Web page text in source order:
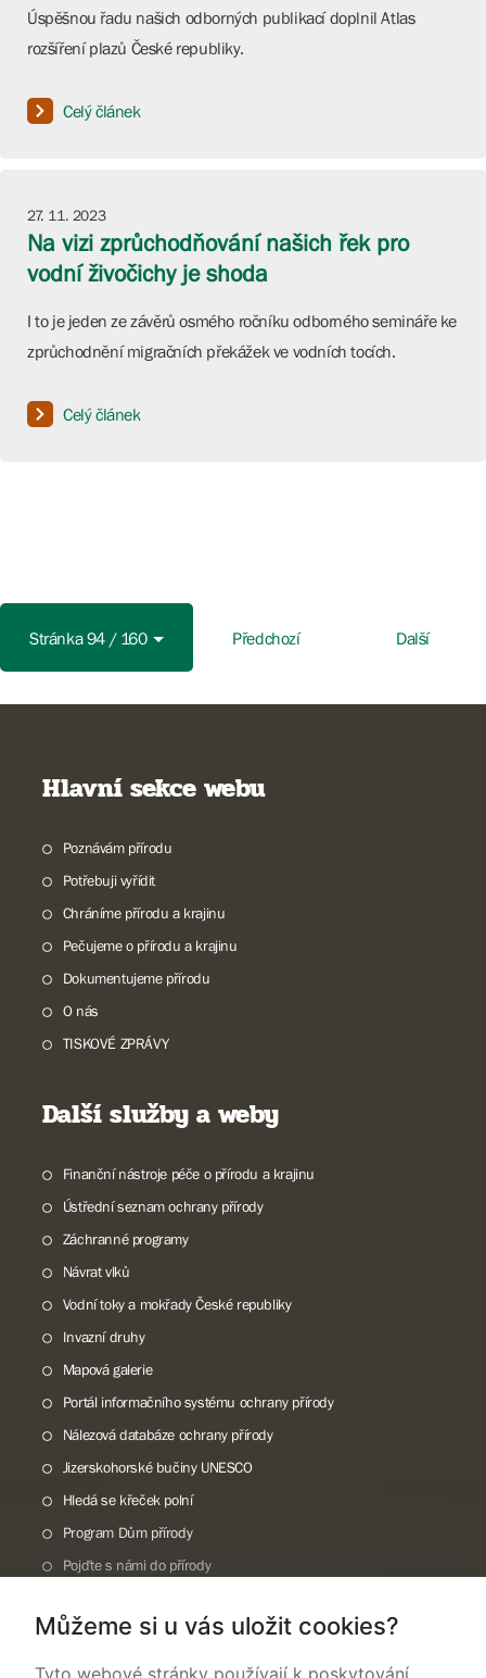
Úspěšnou řadu našich odborných publikací doplnil Atlas
rozšíření plazů České republiky.
Celý článek
27. 11. 2023
Na vizi zprůchodňování našich řek pro
vodní živočichy je shoda
I to je jeden ze závěrů osmého ročníku odborného semináře ke
zprůchodnění migračních překážek ve vodních tocích.
Celý článek
Stránka 94 / 160 Předchozí Další
Hlavní sekce webu
Poznávám přírodu
Potřebuji vyřídit
Chráníme přírodu a krajinu
Pečujeme o přírodu a krajinu
Dokumentujeme přírodu
O nás
TISKOVÉ ZPRÁVY
Další služby a weby
Finanční nástroje péče o přírodu a krajinu
Ústřední seznam ochrany přírody
Záchranné programy
Návrat vlků
Vodní toky a mokřady České republiky
Invazní druhy
Mapová galerie
Portál informačního systému ochrany přírody
Nálezová databáze ochrany přírody
Jizerskohorské bučiny UNESCO
Hledá se křeček polní
Program Dům přírody
Pojďte s námi do přírody
Rok CHKO pod záštitou České komise pro UNESCO
Můžeme si u vás uložit cookies?
Tyto webové stránky používají k poskytování